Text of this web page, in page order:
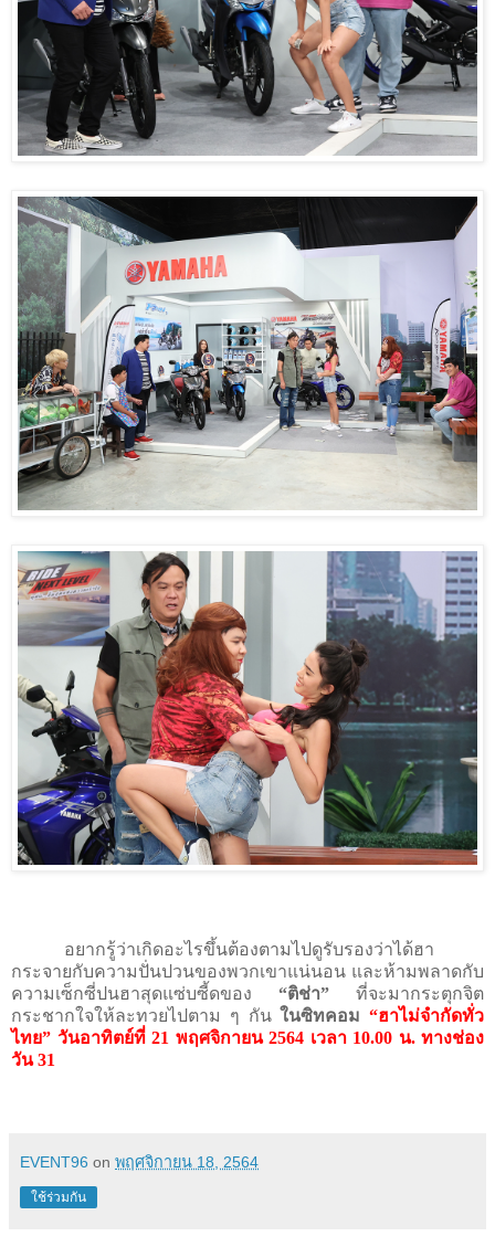
อยากรู้ว่าเกิดอะไรขึ้นต้องตามไปดูรับรองว่าได้ฮา
กระจายกับความปั่นปวนของพวกเขาแน่นอน และห้ามพลาดกับ
ความเซ็กซี่ปนฮาสุดแซ่บซี้ดของ “ติช่า” ที่จะมากระตุกจิต
กระชากใจให้ละทวยไปตาม ๆ กันในซิทคอม “ฮาไม่จำกัดทั่ว
ไทย” วันอาทิตย์ที่ 21 พฤศจิกายน 2564 เวลา 10.00 น. ทางช่อง
วัน31
EVENT96 on พฤศจิกายน 18, 2564
ใช้ร่วมกัน